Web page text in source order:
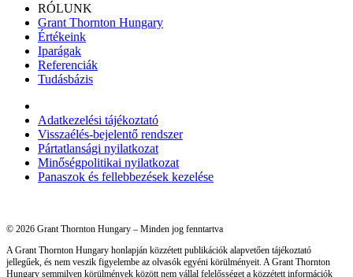
RÓLUNK
Grant Thornton Hungary
Értékeink
Iparágak
Referenciák
Tudásbázis
Adatkezelési tájékoztató
Visszaélés-bejelentő rendszer
Pártatlansági nyilatkozat
Minőségpolitikai nyilatkozat
Panaszok és fellebbezések kezelése
© 2026 Grant Thornton Hungary – Minden jog fenntartva
A Grant Thornton Hungary honlapján közzétett publikációk alapvetően tájékoztató
jellegűek, és nem veszik figyelembe az olvasók egyéni körülményeit. A Grant Thornton
Hungary semmilyen körülmények között nem vállal felelősséget a közzétett információk